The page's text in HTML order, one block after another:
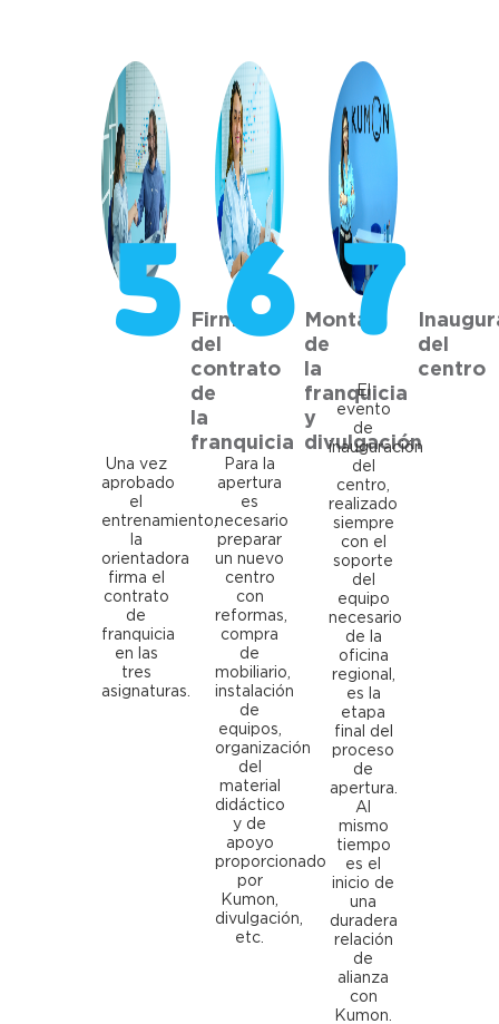
5
Firma
del
contrato
de
la
franquicia
Una vez
aprobado
el
entrenamiento,
la
orientadora
firma el
contrato
de
franquicia
en las
tres
asignaturas.
6
Montaje
de
la
franquicia
y
divulgación
Para la
apertura
es
necesario
preparar
un nuevo
centro
con
reformas,
compra
de
mobiliario,
instalación
de
equipos,
organización
del
material
didáctico
y de
apoyo
proporcionado
por
Kumon,
divulgación,
etc.
7
del
centro
El
evento
de
inauguración
del
centro,
realizado
siempre
con el
soporte
del
equipo
necesario
de la
oficina
regional,
es la
etapa
final del
proceso
de
apertura.
Al
mismo
tiempo
es el
inicio de
una
duradera
relación
de
alianza
con
Kumon.